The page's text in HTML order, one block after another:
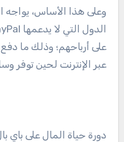
وعلى هذا الأساس، يواجه
على أرباحهم؛ وذلك ما
عبر الإنترنت لحين توفر
دورة حياة المال على باي